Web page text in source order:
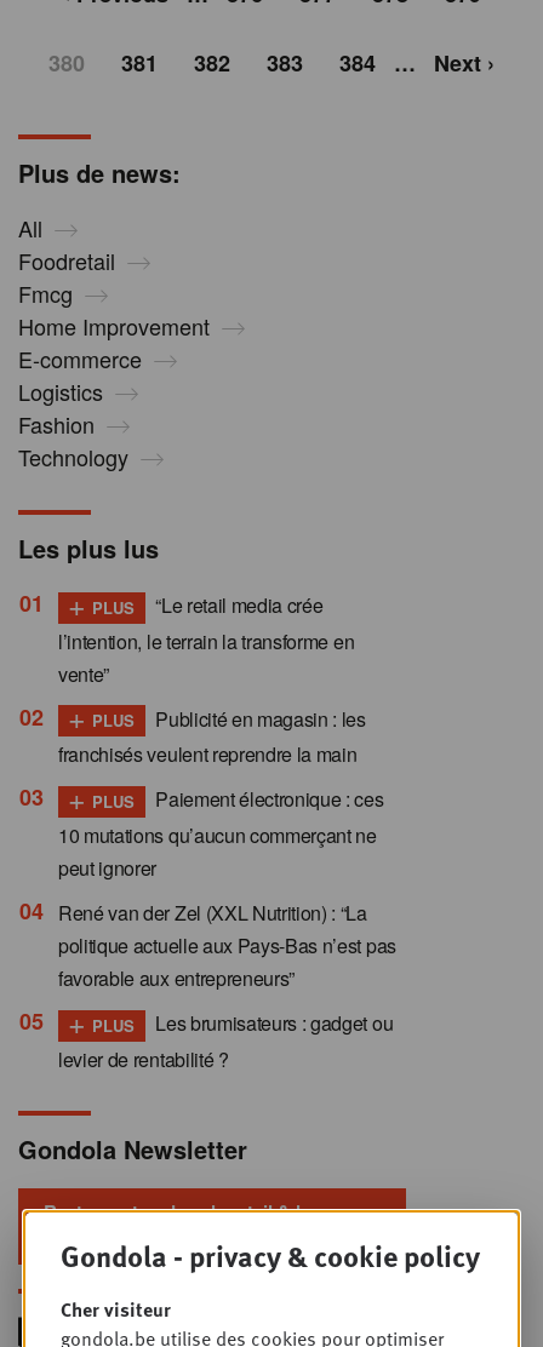
Plus de news:
All
Foodretail
Fmcg
Home Improvement
E-commerce
Logistics
Fashion
Technology
380 381 382 383 384 … Next ›
Les plus lus
+ PLUS
“Le retail media crée
l’intention, le terrain la transforme en
vente”
+ PLUS
Publicité en magasin : les
franchisés veulent reprendre la main
+ PLUS
Paiement électronique : ces
10 mutations qu’aucun commerçant ne
peut ignorer
René van der Zel (XXL Nutrition) : “La
politique actuelle aux Pays-Bas n’est pas
favorable aux entrepreneurs”
+ PLUS
Les brumisateurs : gadget ou
levier de rentabilité ?
Gondola Newsletter
Restez au top dans le retail & le
Gondola - privacy & cookie policy
Cher visiteur
gondola.be utilise des cookies pour optimiser